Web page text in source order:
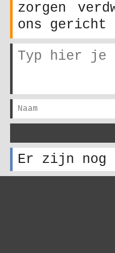
zorgen
ons gericht
Er zijn nog